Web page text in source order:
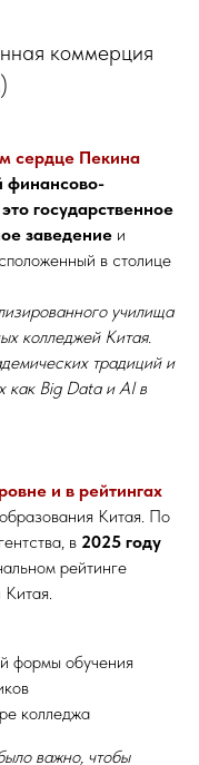
коммерция
сердце Пекина
финансово-
государственное
заведение и
в столице
училища
колледжей Китая.
традиций и
как Big Data и AI в
и в рейтингах
Китая. По
в 2025 году
рейтинге
Китая.
формы обучения
колледжа
важно, чтобы